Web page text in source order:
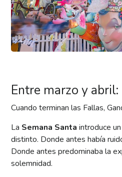
Entre marzo y
Cuando terminan las Fallas,
La Semana Santa introduce
distinto. Donde antes había
Donde antes predominaba la
solemnidad.